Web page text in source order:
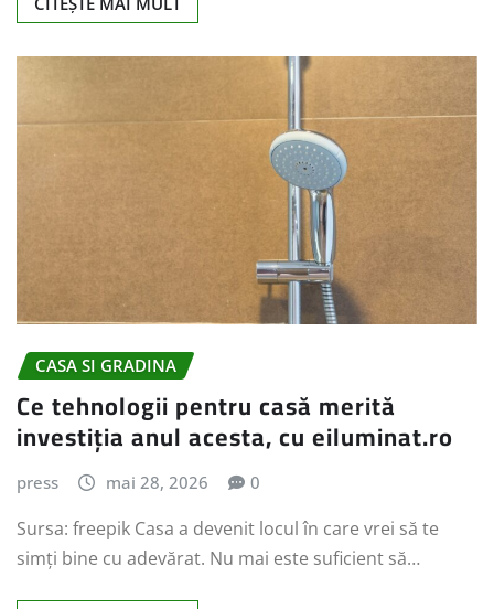
CASA SI GRADINA
Ce tehnologii pentru casă merită
investiția anul acesta, cu eiluminat.ro
press mai 28, 2026 0
Sursa: freepik Casa a devenit locul în care vrei să te
simți bine cu adevărat. Nu mai este suficient să…